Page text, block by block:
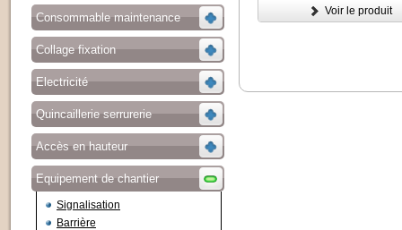
Consommable maintenance
Collage fixation
Electricité
Quincaillerie serrurerie
Accès en hauteur
Equipement de chantier
Signalisation
Barrière
Voir le produit